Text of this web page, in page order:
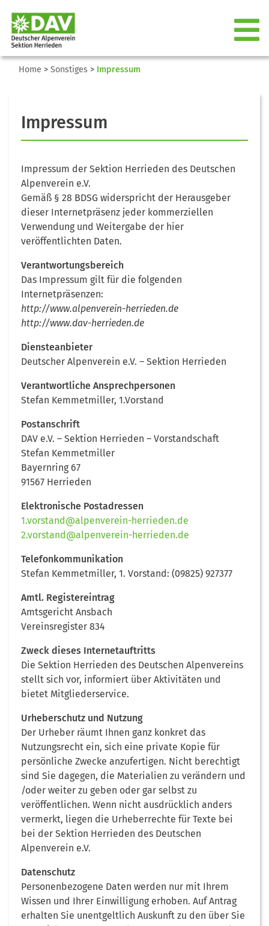
Home > Sonstiges > Impressum
Impressum
Impressum der Sektion Herrieden des Deutschen
Alpenverein e.V.
Gemäß § 28 BDSG widerspricht der Herausgeber
dieser Internetpräsenz jeder kommerziellen
Verwendung und Weitergabe der hier
veröffentlichten Daten.
Verantwortungsbereich
Das Impressum gilt für die folgenden
Internetpräsenzen:
http://www.alpenverein-herrieden.de
http://www.dav-herrieden.de
Diensteanbieter
Deutscher Alpenverein e.V. – Sektion Herrieden
Verantwortliche Ansprechpersonen
Stefan Kemmetmiller, 1.Vorstand
Postanschrift
DAV e.V. – Sektion Herrieden – Vorstandschaft
Stefan Kemmetmiller
Bayernring 67
91567 Herrieden
Elektronische Postadressen
1.vorstand@alpenverein-herrieden.de
2.vorstand@alpenverein-herrieden.de
Telefonkommunikation
Stefan Kemmetmiller, 1. Vorstand: (09825) 927377
Amtl. Registereintrag
Amtsgericht Ansbach
Vereinsregister 834
Zweck dieses Internetauftritts
Die Sektion Herrieden des Deutschen Alpenvereins
stellt sich vor, informiert über Aktivitäten und
bietet Mitgliederservice.
Urheberschutz und Nutzung
Der Urheber räumt Ihnen ganz konkret das
Nutzungsrecht ein, sich eine private Kopie für
persönliche Zwecke anzufertigen. Nicht berechtigt
sind Sie dagegen, die Materialien zu verändern und
/oder weiter zu geben oder gar selbst zu
veröffentlichen. Wenn nicht ausdrücklich anders
vermerkt, liegen die Urheberrechte für Texte bei
bei der Sektion Herrieden des Deutschen
Alpenverein e.V.
Datenschutz
Personenbezogene Daten werden nur mit Ihrem
Wissen und Ihrer Einwilligung erhoben. Auf Antrag
erhalten Sie unentgeltlich Auskunft zu den über Sie